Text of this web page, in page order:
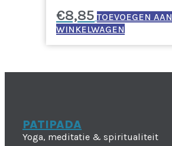
€8,85 TOEVOEGEN AAN
WINKELWAGEN
PATIPADA
Yoga, meditatie & spiritualiteit